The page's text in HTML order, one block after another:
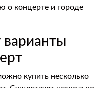
о концерте и городе
купить несколько